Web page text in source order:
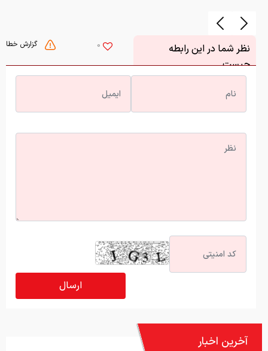
گزارش خطا 0
نظر شما در این رابطه
چیست
آخرین اخبار